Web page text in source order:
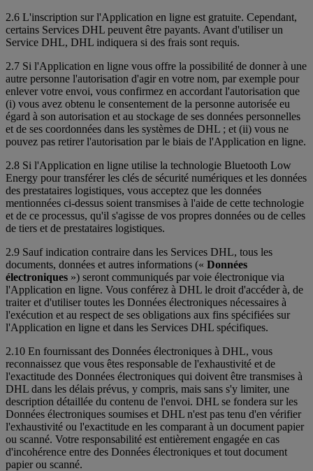
2.6 L'inscription sur l'Application en ligne est gratuite. Cependant,
certains Services DHL peuvent être payants. Avant d'utiliser un
Service DHL, DHL indiquera si des frais sont requis.
2.7 Si l'Application en ligne vous offre la possibilité de donner à une
autre personne l'autorisation d'agir en votre nom, par exemple pour
enlever votre envoi, vous confirmez en accordant l'autorisation que
(i) vous avez obtenu le consentement de la personne autorisée eu
égard à son autorisation et au stockage de ses données personnelles
et de ses coordonnées dans les systèmes de DHL ; et (ii) vous ne
pouvez pas retirer l'autorisation par le biais de l'Application en ligne.
2.8 Si l'Application en ligne utilise la technologie Bluetooth Low
Energy pour transférer les clés de sécurité numériques et les données
des prestataires logistiques, vous acceptez que les données
mentionnées ci-dessus soient transmises à l'aide de cette technologie
et de ce processus, qu'il s'agisse de vos propres données ou de celles
de tiers et de prestataires logistiques.
2.9 Sauf indication contraire dans les Services DHL, tous les
documents, données et autres informations (« Données
électroniques ») seront communiqués par voie électronique via
l'Application en ligne. Vous conférez à DHL le droit d'accéder à, de
traiter et d'utiliser toutes les Données électroniques nécessaires à
l'exécution et au respect de ses obligations aux fins spécifiées sur
l'Application en ligne et dans les Services DHL spécifiques.
2.10 En fournissant des Données électroniques à DHL, vous
reconnaissez que vous êtes responsable de l'exhaustivité et de
l'exactitude des Données électroniques qui doivent être transmises à
DHL dans les délais prévus, y compris, mais sans s'y limiter, une
description détaillée du contenu de l'envoi. DHL se fondera sur les
Données électroniques soumises et DHL n'est pas tenu d'en vérifier
l'exhaustivité ou l'exactitude en les comparant à un document papier
ou scanné. Votre responsabilité est entièrement engagée en cas
d'incohérence entre des Données électroniques et tout document
papier ou scanné.